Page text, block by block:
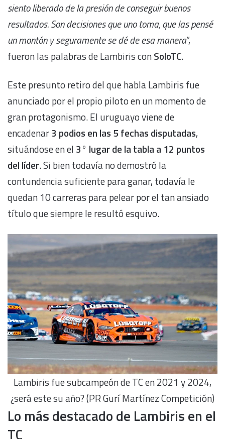
siento liberado de la presión de conseguir buenos
resultados. Son decisiones que uno toma, que las pensé
un montón y seguramente se dé de esa manera”,
fueron las palabras de Lambiris conSoloTC.
Este presunto retiro del que habla Lambiris fue
anunciado por el propio piloto en un momento de
gran protagonismo. El uruguayo viene de
encadenar3 podios en las 5 fechas disputadas,
situándose en el 3° lugar de la tabla a 12 puntos
del líder. Si bien todavía no demostró la
contundencia suficiente para ganar, todavía le
quedan 10 carreras para pelear por el tan ansiado
título que siempre le resultó esquivo.
Lambiris fue subcampeón de TC en 2021 y 2024,
¿será este su año? (PR Gurí Martínez Competición)
Lo más destacado de Lambiris en el
TC